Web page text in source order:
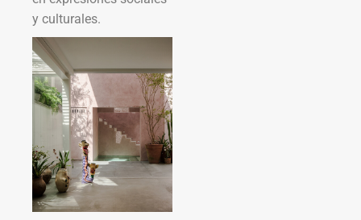
y culturales.